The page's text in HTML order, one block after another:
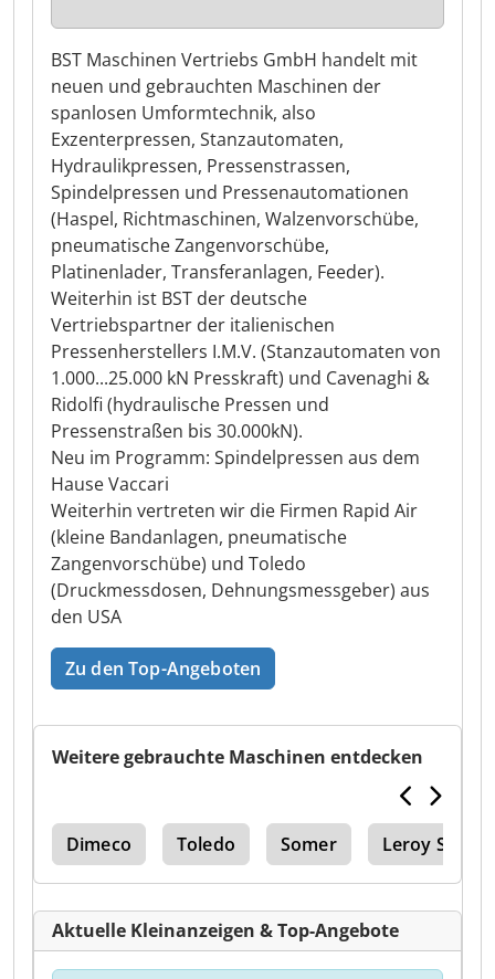
BST Maschinen Vertriebs GmbH handelt mit
neuen und gebrauchten Maschinen der
spanlosen Umformtechnik, also
Exzenterpressen, Stanzautomaten,
Hydraulikpressen, Pressenstrassen,
Spindelpressen und Pressenautomationen
(Haspel, Richtmaschinen, Walzenvorschübe,
pneumatische Zangenvorschübe,
Platinenlader, Transferanlagen, Feeder).
Weiterhin ist BST der deutsche
Vertriebspartner der italienischen
Pressenherstellers I.M.V. (Stanzautomaten von
1.000...25.000 kN Presskraft) und Cavenaghi &
Ridolfi (hydraulische Pressen und
Pressenstraßen bis 30.000kN).
Neu im Programm: Spindelpressen aus dem
Hause Vaccari
Weiterhin vertreten wir die Firmen Rapid Air
(kleine Bandanlagen, pneumatische
Zangenvorschübe) und Toledo
(Druckmessdosen, Dehnungsmessgeber) aus
den USA
Zu den Top-Angeboten
Weitere gebrauchte Maschinen entdecken
Dimeco Toledo Somer Leroy
Aktuelle Kleinanzeigen & Top-Angebote